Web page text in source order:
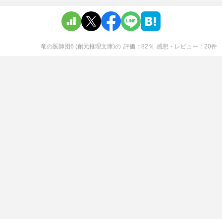
竜の医師団6 (創元推理文庫)の 評価 82 ％ 感想・レビュー 20件